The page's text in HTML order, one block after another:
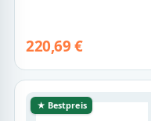
220,69 €
★ Bestpreis